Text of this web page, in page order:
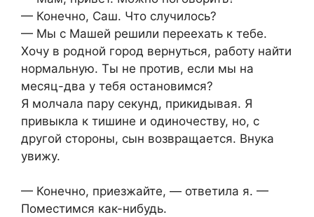
— Конечно, Саш. Что случилось?
— Мы с Машей решили переехать к тебе.
Хочу в родной город вернуться, работу найти
нормальную. Ты не против, если мы на
месяц-два у тебя остановимся?
Я молчала пару секунд, прикидывая. Я
привыкла к тишине и одиночеству, но, с
другой стороны, сын возвращается. Внука
увижу.
— Конечно, приезжайте, — ответила я. —
Поместимся как-нибудь.